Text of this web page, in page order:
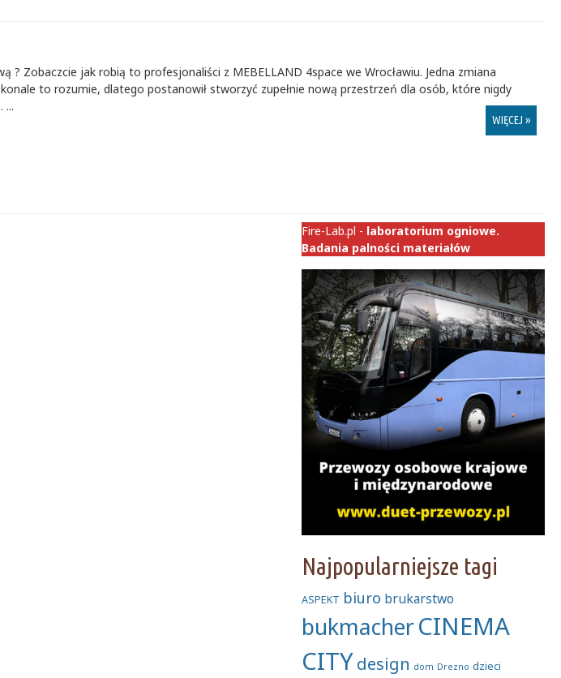
Zobaczcie jak robią to profesjonaliści z MEBELLAND 4space we Wrocławiu. Jedna zmiana
to rozumie, dlatego postanowił stworzyć zupełnie nową przestrzeń dla osób, które nigdy
...
WIĘCEJ »
Fire-Lab.pl - laboratorium ogniowe.
Badania palności materiałów
Najpopularniejsze tagi
ASPEKT biuro brukarstwo
bukmacherCINEMA
CITYdesign dom Drezno dzieci